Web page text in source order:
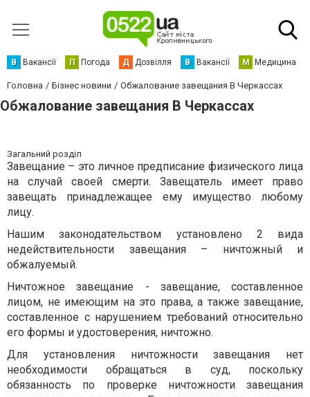
В Вакансії П Погода Д Дозвілля В Вакансії М Медицина
Головна Бізнес новини Обжалование завещания В Черкассах
Обжалование завещания В Черкассах
Загальний розділ
Завещание – это личное предписание физического лица
на случай своей смерти. Завещатель имеет право
завещать принадлежащее ему имущество любому
лицу.
Нашим законодательством установлено 2 вида
недействительности завещания – ничтожный и
обжалуемый.
Ничтожное завещание - завещание, составленное
лицом, не имеющим на это права, а также завещание,
составленное с нарушением требований относительно
его формы и удостоверения, ничтожно.
Для установления ничтожности завещания нет
необходимости обращаться в суд, поскольку
обязанность по проверке ничтожности завещания